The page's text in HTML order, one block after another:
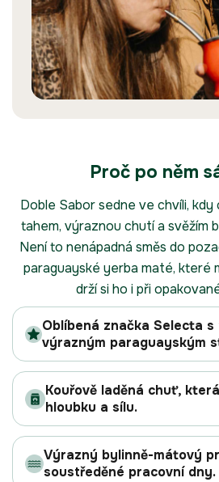
Proč po něm
Doble Sabor sedne ve chvíli,
tahem, výraznou chutí a svěžím
Není to nenápadná směs do
paraguayské yerba maté, které
drží si ho i při
Oblíbená značka Selecta
výrazným paraguayským
Kouřově laděná chuť,
hloubku a sílu.
Výrazný bylinně-mátový
soustředěné pracovní dny.